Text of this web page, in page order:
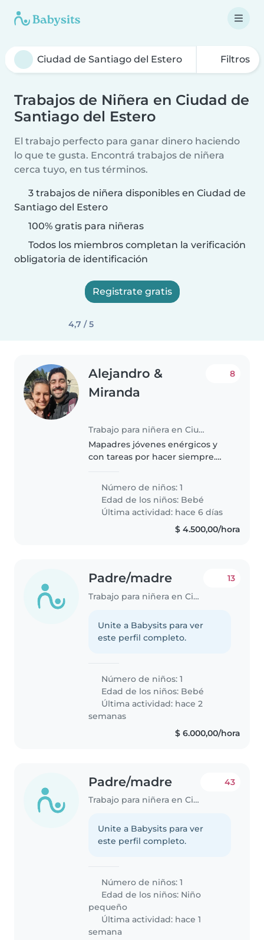
Filtros
Trabajos de Niñera en Ciudad de
Santiago del Estero
El trabajo perfecto para ganar dinero haciendo
lo que te gusta. Encontrá trabajos de niñera
cerca tuyo, en tus términos.
3 trabajos de niñera disponibles en Ciudad de
Santiago del Estero
100% gratis para niñeras
Todos los miembros completan la verificación
obligatoria de identificación
Registrate gratis
4,7 / 5
Alejandro &
Miranda
Trabajo para niñera en Ciudad de Santiago del Estero
8
Mapadres jóvenes enérgicos y
con tareas por hacer siempre.
entusiasta. Nos contamos todo si
cometimos algún error. Sabe
otro idioma y de primeros
auxilios..
Número de niños: 1
Edad de los niños: Bebé
Última actividad: hace 6 días
$ 4.500,00/hora
Padre/madre
Trabajo para niñera en Ciudad de Santiago del Estero
13
Unite a Babysits para ver
este perfil completo.
Número de niños: 1
Edad de los niños: Bebé
Última actividad: hace 2
semanas
$ 6.000,00/hora
Padre/madre
Trabajo para niñera en Ciudad de Santiago del Estero
43
Unite a Babysits para ver
este perfil completo.
Número de niños: 1
Edad de los niños: Niño
pequeño
Última actividad: hace 1
semana